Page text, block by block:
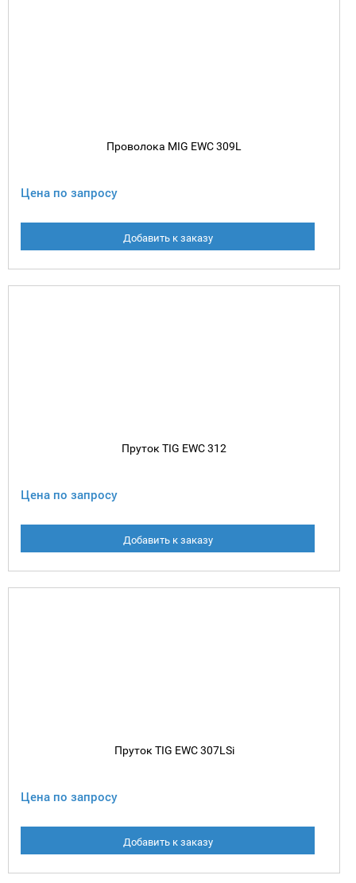
Проволока MIG EWC 309L
Цена по запросу
Добавить к заказу
Пруток TIG EWC 312
Цена по запросу
Добавить к заказу
Пруток TIG EWC 307LSi
Цена по запросу
Добавить к заказу